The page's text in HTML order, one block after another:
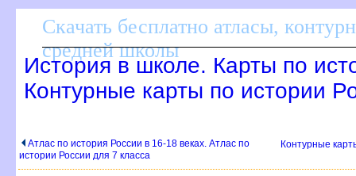
Скачать бесплатно атласы,
средней школы
История в школе. Карты по
Контурные карты по истории
Атлас по история России в 16-18 веках. Атлас по
истории России для 7 класса
Контурные